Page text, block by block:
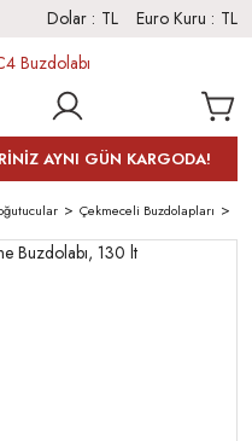
Dolar : TL Euro Kuru : TL
AYNI GÜN KARGODA!
Çekmeceli Buzdolapları